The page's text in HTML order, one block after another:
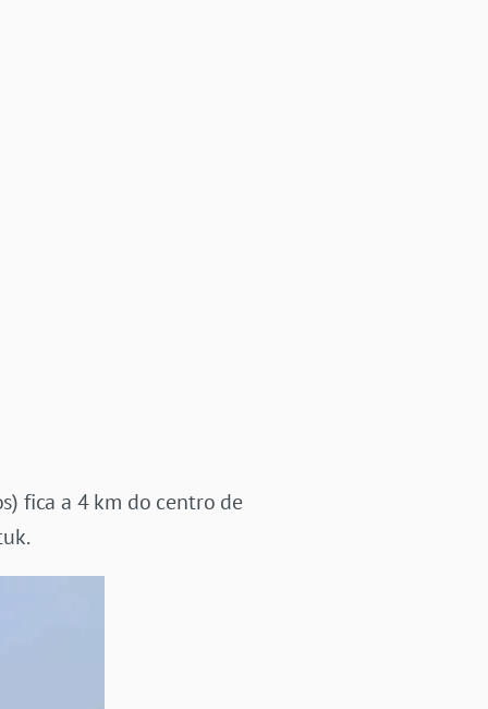
fica a 4 km do centro de